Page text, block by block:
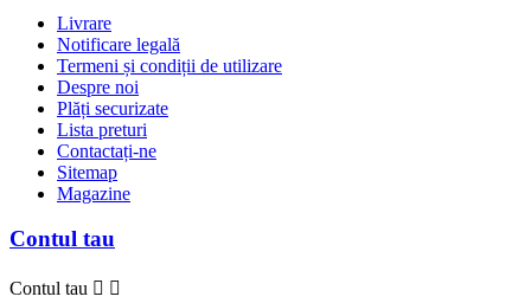
Livrare
Notificare legală
Termeni și condiții de utilizare
Despre noi
Plăți securizate
Lista preturi
Contactați-ne
Sitemap
Magazine
Contul tau
Contul tau  